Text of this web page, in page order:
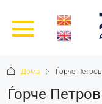
Дома Ѓорче Петров
Ѓорче Петров